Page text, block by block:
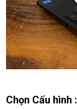
Chọn Cấu hình :